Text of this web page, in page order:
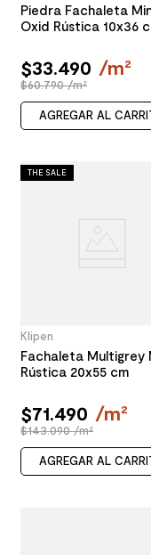
Piedra Fachaleta
Oxid Rústica 10x36
$33.490 /m²
$60.790 /m²
AGREGAR AL
THE SALE
Klipen
Fachaleta Multigrey
Rústica 20x55 cm
$71.490 /m²
$143.090 /m²
AGREGAR AL